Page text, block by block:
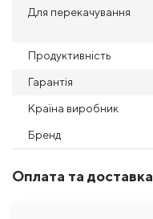
Для перекачування
Продуктивність
Гарантія
Країна виробник
Бренд
Оплата та доставка